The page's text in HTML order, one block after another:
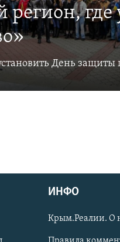
регион,
День
ИНФО
Крым.Реалии. О